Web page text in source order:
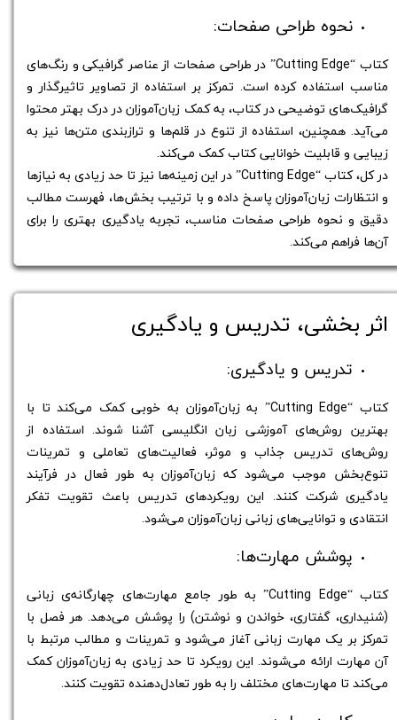
نحوه طراحی صفحات:
کتاب “Cutting Edge” در طراحی صفحات از عناصر گرافیکی و رنگ‌های
مناسب استفاده کرده است. تمرکز بر استفاده از تصاویر تاثیرگذار و
گرافیک‌های توضیحی در کتاب، به کمک زبان‌آموزان در درک بهتر محتوا
می‌آید. همچنین، استفاده از تنوع در قلم‌ها و ترازبندی متن‌ها نیز به
زیبایی و قابلیت خوانایی کتاب کمک می‌کند.
در کل، کتاب “Cutting Edge” در این زمینه‌ها نیز تا حد زیادی به نیاز‌ها
و انتظارات زبان‌آموزان پاسخ داده و با ترتیب بخش‌ها، فهرست مطالب
دقیق و نحوه طراحی صفحات مناسب، تجربه یادگیری بهتری را برای
آن‌ها فراهم می‌کند.
کتاب “Cutting Edge” به زبان‌آموزان به خوبی کمک می‌کند تا با
بهترین روش‌های آموزشی زبان انگلیسی آشنا شوند. استفاده از
روش‌های تدریس جذاب و موثر، فعالیت‌های تعاملی و تمرینات
تنوع‌بخش موجب می‌شود که زبان‌آموزان به طور فعال در فرآیند
یادگیری شرکت کنند. این رویکرد‌های تدریس باعث تقویت تفکر
انتقادی و توانایی‌های زبانی زبان‌آموزان می‌شود.
تدریس و یادگیری:
کتاب “Cutting Edge” به طور جامع مهارت‌های چهارگانه‌ی زبانی
(شنیداری، گفتاری، خواندن و نوشتن) را پوشش می‌دهد. هر فصل با
تمرکز بر یک مهارت زبانی آغاز می‌شود و تمرینات و مطالب مرتبط با
آن مهارت ارائه می‌شوند. این رویکرد تا حد زیادی به زبان‌آموزان کمک
می‌کند تا مهارت‌های مختلف را به طور تعادل‌دهنده تقویت کنند.
پوشش مهارت‌ها:
اثر بخشی، تدریس و یادگیری